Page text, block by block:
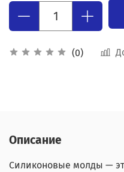
(0)
Описание
Силиконовые молды —